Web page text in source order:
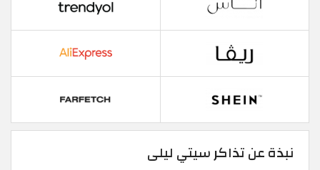
نبذة عن تذاكر سيتي ليلى